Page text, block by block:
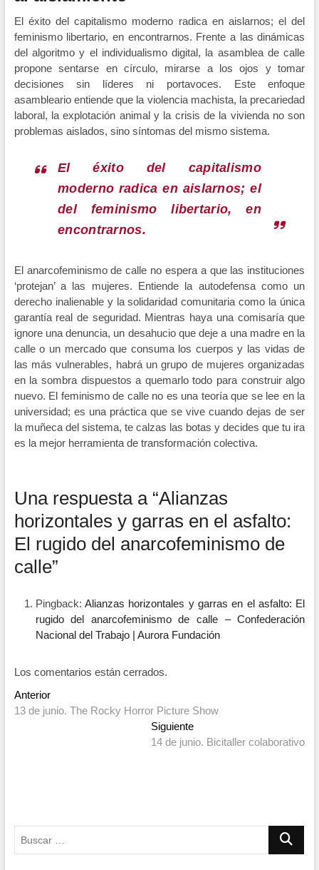
El éxito del capitalismo moderno radica en aislarnos; el del
feminismo libertario, en encontrarnos. Frente a las dinámicas
del algoritmo y el individualismo digital, la asamblea de calle
propone sentarse en círculo, mirarse a los ojos y tomar
decisiones sin líderes ni portavoces. Este enfoque
asambleario entiende que la violencia machista, la precariedad
laboral, la explotación animal y la crisis de la vivienda no son
problemas aislados, sino síntomas del mismo sistema.
El éxito del capitalismo
moderno radica en aislarnos; el
del feminismo libertario, en
encontrarnos.
El anarcofeminismo de calle no espera a que las instituciones
‘protejan’ a las mujeres. Entiende la autodefensa como un
derecho inalienable y la solidaridad comunitaria como la única
garantía real de seguridad. Mientras haya una comisaría que
ignore una denuncia, un desahucio que deje a una madre en la
calle o un mercado que consuma los cuerpos y las vidas de
las más vulnerables, habrá un grupo de mujeres organizadas
en la sombra dispuestos a quemarlo todo para construir algo
nuevo. El feminismo de calle no es una teoría que se lee en la
universidad; es una práctica que se vive cuando dejas de ser
la muñeca del sistema, te calzas las botas y decides que tu ira
es la mejor herramienta de transformación colectiva.
Una respuesta a “Alianzas
horizontales y garras en el asfalto:
El rugido del anarcofeminismo de
calle”
Pingback:Alianzas horizontales y garras en el asfalto: El
rugido del anarcofeminismo de calle – Confederación
Nacional del Trabajo | Aurora Fundación
Los comentarios están cerrados.
Navegación
de
AnteriorEntrada
anterior:
13 de junio. The Rocky Horror Picture Show
SiguienteEntrada
siguiente:
14 de junio. Bicitaller colaborativo
Buscar